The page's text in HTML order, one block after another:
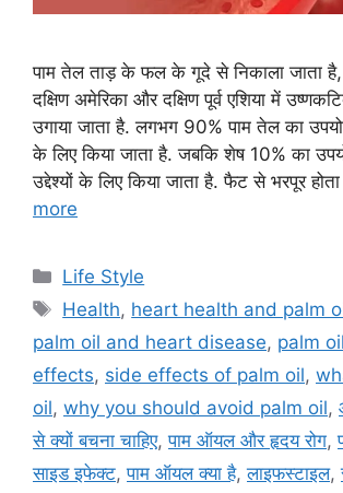
पाम तेल ताड़ के फल के गूदे से निकाला जाता
दक्षिण अमेरिका और दक्षिण पूर्व एशिया में
उगाया जाता है. लगभग 90% पाम तेल का
के लिए किया जाता है. जबकि शेष 10% का
उद्देश्यों के लिए किया जाता है. फैट से भरपूर
more
C
a
e
g
o
r
i
Life Style
T
s
Health, heart health and palm
palm oil and heart disease, palm
effects, side effects of palm oil,
oil, why you should avoid palm oil,
से क्यों बचना चाहिए,पाम ऑयल और हृदय रोग,
साइड इफेक्ट,पाम ऑयल क्या है,लाइफस्टाइल,